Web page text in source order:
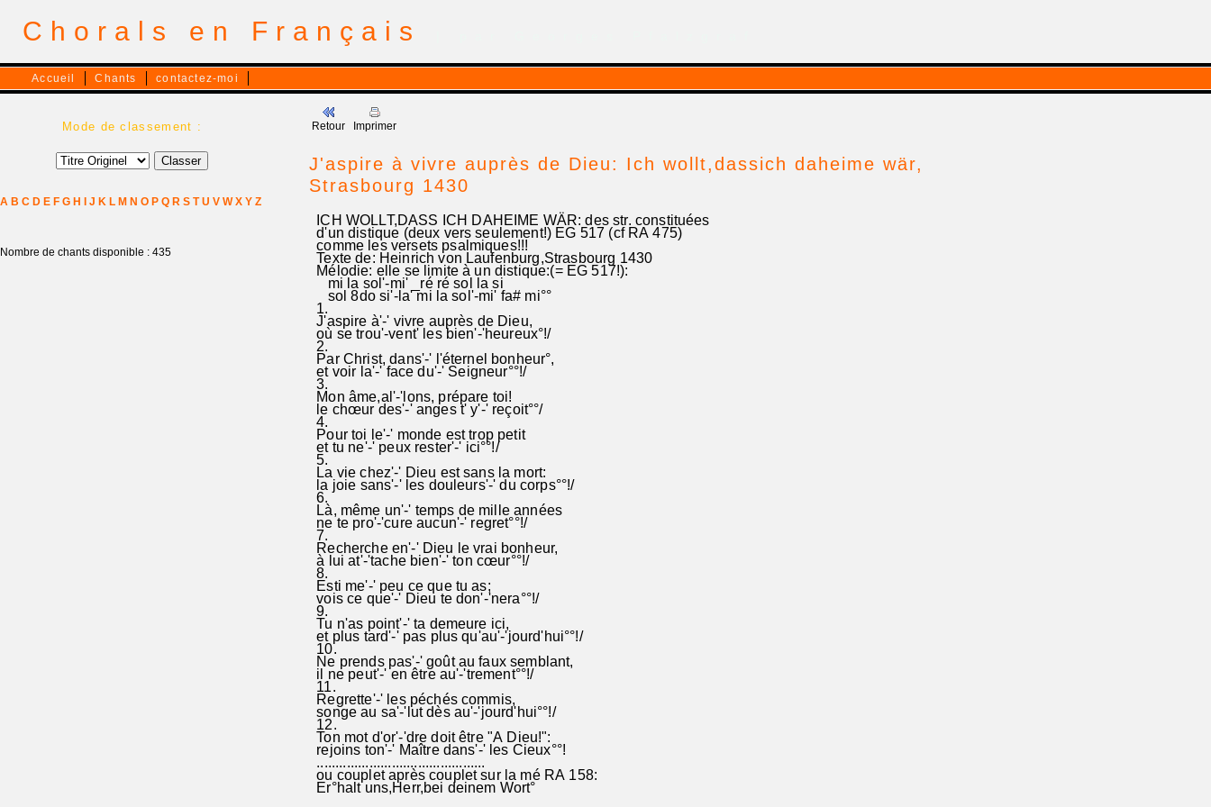
Chorals en Français
Accueil Chants contactez-moi
Mode de classement :
A B C D E F G H J K L M N O P Q R S T U V W X Y Z
Nombre de chants disponible : 435
Retour Imprimer
J'aspire à vivre auprès de Dieu: Ich wollt,dassich daheime wär,
Strasbourg 1430
ICH WOLLT,DASS ICH DAHEIME WÄR: des str. constituées
d'un distique (deux vers seulement!) EG 517 (cf RA 475)
comme les versets psalmiques!!!
Texte de: Heinrich von Laufenburg,Strasbourg 1430
Mélodie: elle se limite à un distique:(= EG 517!):
mi la sol'-mi' _ré ré sol la si
sol 8do si'-la' mi la sol'-mi' fa# mi°°
1.
J'aspire à'-' vivre auprès de Dieu,
où se trou'-vent' les bien'-'heureux°!/
2.
Par Christ, dans'-' l'éternel bonheur°,
et voir la'-' face du'-' Seigneur°°!/
3.
Mon âme,al'-'lons, prépare toi!
le chœur des'-' anges t' y'-' reçoit°°/
4.
Pour toi le'-' monde est trop petit
et tu ne'-' peux rester'-' ici°°!/
5.
La vie chez'-' Dieu est sans la mort:
la joie sans'-' les douleurs'-' du corps°°!/
6.
Là, même un'-' temps de mille années
ne te pro'-'cure aucun'-' regret°°!/
7.
Recherche en'-' Dieu le vrai bonheur,
à lui at'-'tache bien'-' ton cœur°°!/
8.
Esti me'-' peu ce que tu as;
vois ce que'-' Dieu te don'-'nera°°!/
9.
Tu n'as point'-' ta demeure ici,
et plus tard'-' pas plus qu'au'-'jourd'hui°°!/
10.
Ne prends pas'-' goût au faux semblant,
il ne peut'-' en être au'-'trement°°!/
11.
Regrette'-' les péchés commis,
songe au sa'-'lut dès au'-'jourd'hui°°!/
12.
Ton mot d'or'-'dre doit être "A Dieu!":
rejoins ton'-' Maître dans'-' les Cieux°°!
.............................................
ou couplet après couplet sur la mé RA 158:
Er°halt uns,Herr,bei deinem Wort°